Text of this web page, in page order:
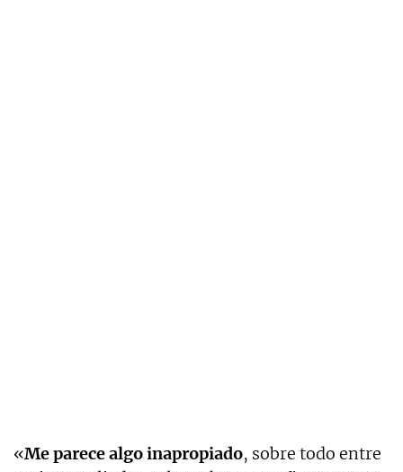
«Me parece algo inapropiado, sobre todo entre